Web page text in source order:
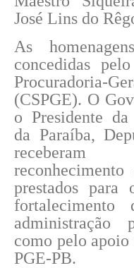
José Lins do
As
concedidas
Procuradoria-
(CSPGE). O
o Presidente
da Paraíba,
receberam
prestados para
administração
como pelo apoio
PGE-PB.